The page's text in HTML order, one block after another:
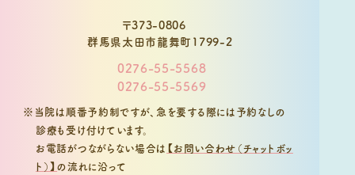
〒373-0806
群馬県太田市龍舞町1799-2
0276-55-5568
0276-55-5569
※当院は順番予約制ですが、急を要する際には予約なしの
診療も受け付けています。
お電話がつながらない場合は 【お問い合わせ（チャットボッ
ト）】の流れに沿って